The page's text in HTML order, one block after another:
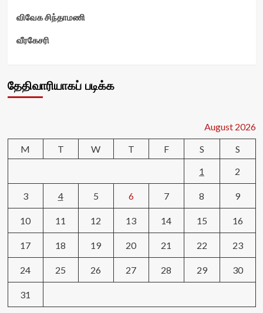
விவேக சிந்தாமணி
வீரகேசரி
தேதிவாரியாகப் படிக்க
August 2026
M
T W T F S
S
1
2
3 4 5 6 7 8 9
10 11 12 13 14 15 16
17 18 19 20 21 22 23
24 25 26 27 28 29 30
31